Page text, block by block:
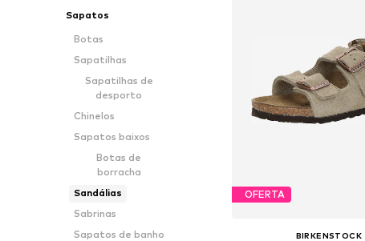
Sapatos
Botas
Sapatilhas
Sapatilhas de
desporto
Chinelos
Sapatos baixos
Botas de
borracha
Sandálias
Sabrinas
Sapatos de banho
OFERTA
BIRKENSTOCK